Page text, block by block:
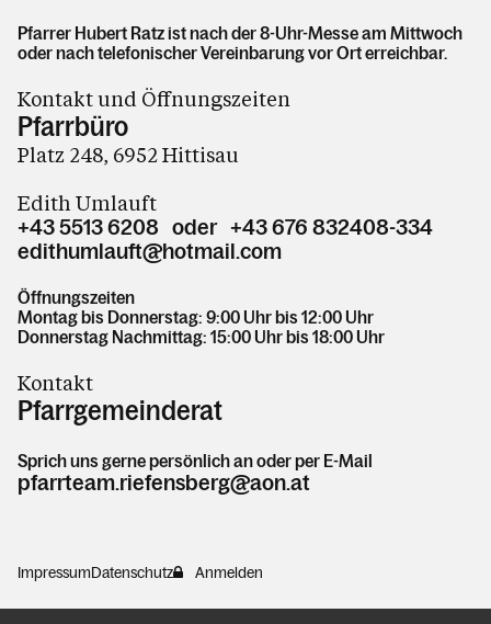
Pfarrer Hubert Ratz ist nach der 8-Uhr-Messe am Mittwoch
oder nach telefonischer Vereinbarung vor Ort erreichbar.
Kontakt und Öffnungszeiten
Pfarrbüro
Platz 248, 6952 Hittisau
Edith Umlauft
+43 5513 6208 oder +43 676 832408-334
edithumlauft@hotmail.com
Öffnungszeiten
Montag bis Donnerstag: 9:00 Uhr bis 12:00 Uhr
Donnerstag Nachmittag: 15:00 Uhr bis 18:00 Uhr
Kontakt
Pfarrgemeinderat
Sprich uns gerne persönlich an oder per E-Mail
pfarrteam.riefensberg@aon.at
ImpressumDatenschutz Anmelden